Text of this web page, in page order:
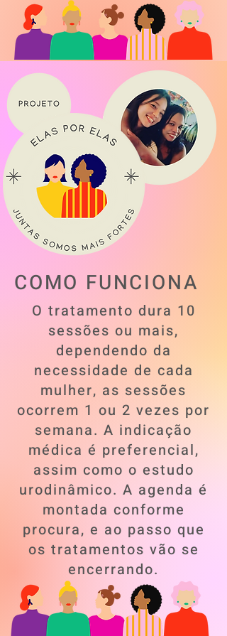
COMO FUNCIONA
O tratamento dura 10
sessões ou mais,
dependendo da
necessidade de cada
mulher, as sessões
ocorrem 1 ou 2 vezes por
semana. A indicação
médica é preferencial,
assim como o estudo
urodinâmico. A agenda é
montada conforme
procura, e ao passo que
os tratamentos vão se
encerrando.